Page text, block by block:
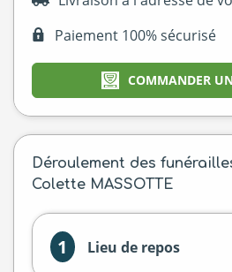
Paiement 100% sécurisé
COMMANDER
Déroulement des
Colette MASSOTTE
1 Lieu de repos